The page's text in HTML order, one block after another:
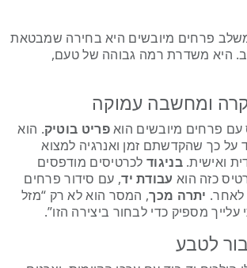
פרחים מיובשים היא בחירה שמבטאת
היא משדרת רמה גבוהה של טעם,
פרחים מיובשים הואפריט בוטיק. הוא
על כך שהקדשתם זמן ואנרגיה למצוא
ואישית. בניגודלכרטיסים מודפסים
כזה הוא עבודת יד, עם סידור פרחים
לאחר. יתרה מכך, המסר הוא לא רק “מזל
מספיק כדי לבחור ביצירה הזו”.